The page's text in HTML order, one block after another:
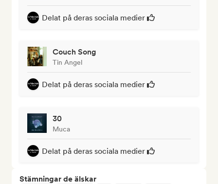
Delat på deras sociala medier
Couch Song
Tin Angel
Delat på deras sociala medier
30
Muca
Delat på deras sociala medier
Stämningar de älskar